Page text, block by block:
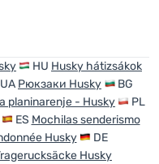
HU Husky hátizsákok
UA Рюкзаки Husky
BG
planinarenje - Husky
PL
ES Mochilas senderismo
Husky
DE
Husky